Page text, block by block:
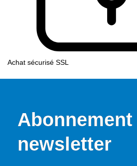
Achat sécurisé SSL
Abonnement
newsletter